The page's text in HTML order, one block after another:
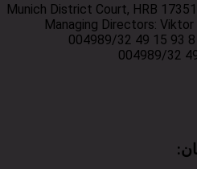
Munich District Court, HRB
Managing Directors:
004989/32 49 15 93
004989/32
: